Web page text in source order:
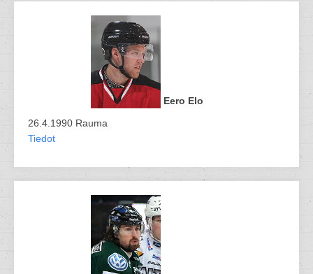
Eero Elo
26.4.1990 Rauma
Tiedot